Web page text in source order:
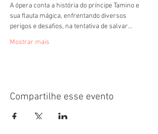
A ópera conta a história do príncipe Tamino e
sua flauta mágica, enfrentando diversos
perigos e desafios, na tentativa de salvar…
Mostrar mais
Compartilhe esse evento